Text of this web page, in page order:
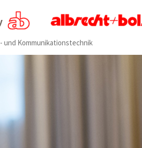
und Kommunikationstechnik